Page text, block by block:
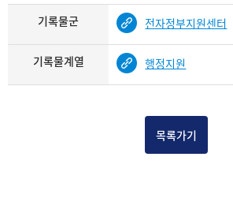
기록물군 전자정부지원센터
기록물계열 행정지원
목록가기